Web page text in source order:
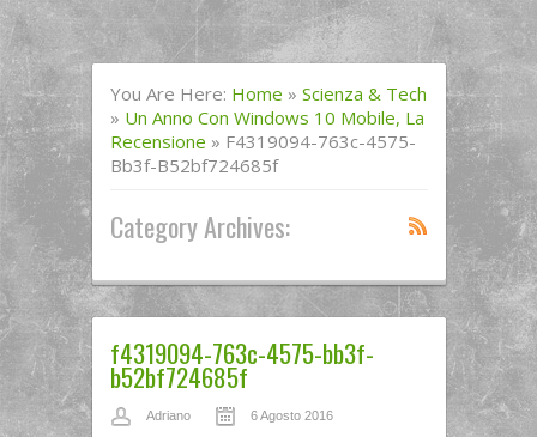
You Are Here: Home » Scienza & Tech
» Un Anno Con Windows 10 Mobile, La
Recensione » F4319094-763c-4575-
Bb3f-B52bf724685f
Category Archives:
f4319094-763c-4575-bb3f-
b52bf724685f
Adriano 6 Agosto 2016